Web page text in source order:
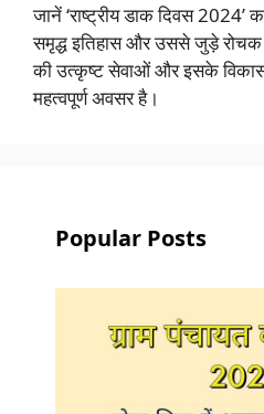
जानें ‘राष्ट्रीय डाक दिवस 2024’
समृद्ध इतिहास और उससे जुड़े रोचक
की उत्कृष्ट सेवाओं और इसके
महत्वपूर्ण अवसर है।
Popular Posts